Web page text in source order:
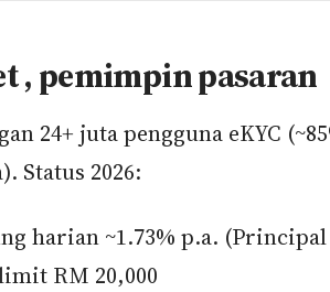
, pemimpin pasaran
24+ juta pengguna eKYC
Status 2026:
harian ~1.73% p.a. (Principal
RM 20,000